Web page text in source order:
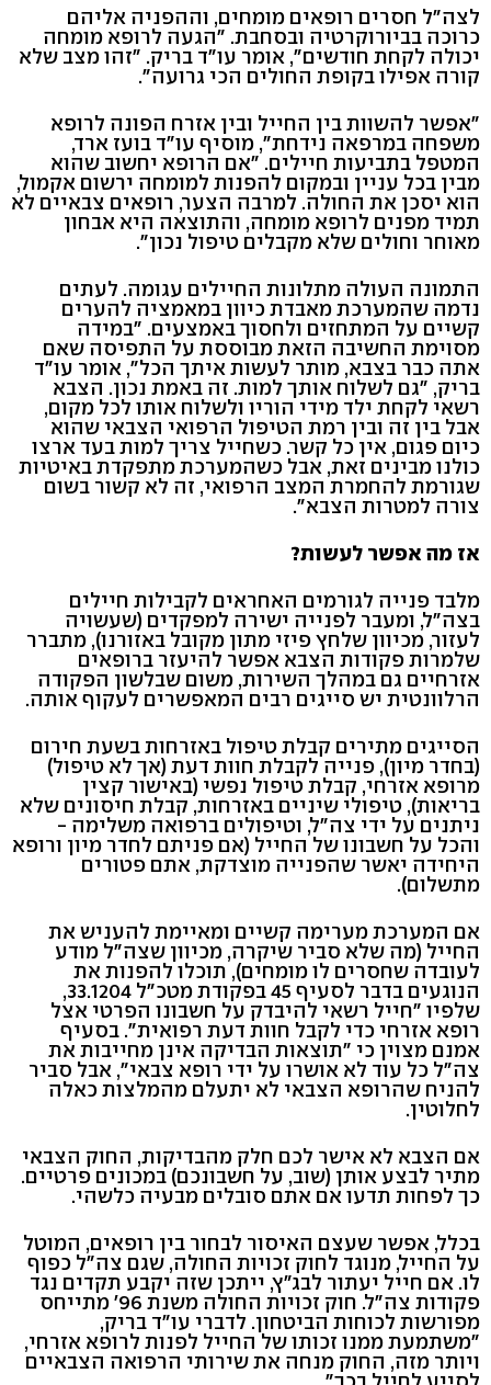
לצה"ל חסרים רופאים מומחים, וההפניה אליהם
כרוכה בביורוקרטיה ובסחבת. "הגעה לרופא מומחה
יכולה לקחת חודשים", אומר עו"ד בריק. "זהו מצב שלא
קורה אפילו בקופת החולים הכי גרועה".
"אפשר להשוות בין החייל ובין אזרח הפונה לרופא
משפחה במרפאה נידחת", מוסיף עו"ד בועז ארד,
המטפל בתביעות חיילים. "אם הרופא יחשוב שהוא
מבין בכל עניין ובמקום להפנות למומחה ירשום אקמול,
הוא יסכן את החולה. למרבה הצער, רופאים צבאיים לא
תמיד מפנים לרופא מומחה, והתוצאה היא אבחון
מאוחר וחולים שלא מקבלים טיפול נכון".
התמונה העולה מתלונות החיילים עגומה. לעתים
נדמה שהמערכת מאבדת כיוון במאמציה להערים
קשיים על המתחזים ולחסוך באמצעים. "במידה
מסוימת החשיבה הזאת מבוססת על התפיסה שאם
אתה כבר בצבא, מותר לעשות איתך הכל", אומר עו"ד
בריק, "גם לשלוח אותך למות. זה באמת נכון. הצבא
רשאי לקחת ילד מידי הוריו ולשלוח אותו לכל מקום,
אבל בין זה ובין רמת הטיפול הרפואי הצבאי שהוא
כיום פגום, אין כל קשר. כשחייל צריך למות בעד ארצו
כולנו מבינים זאת, אבל כשהמערכת מתפקדת באיטיות
שגורמת להחמרת המצב הרפואי, זה לא קשור בשום
צורה למטרות הצבא".
אז מה אפשר לעשות?
מלבד פנייה לגורמים האחראים לקבילות חיילים
בצה"ל, ומעבר לפנייה ישירה למפקדים (שעשויה
לעזור, מכיוון שלחץ פיזי מתון מקובל באזורנו), מתברר
שלמרות פקודות הצבא אפשר להיעזר ברופאים
אזרחיים גם במהלך השירות, משום שבלשון הפקודה
הרלוונטית יש סייגים רבים המאפשרים לעקוף אותה.
הסייגים מתירים קבלת טיפול באזרחות בשעת חירום
(בחדר מיון), פנייה לקבלת חוות דעת (אך לא טיפול)
מרופא אזרחי, קבלת טיפול נפשי (באישור קצין
בריאות), טיפולי שיניים באזרחות, קבלת חיסונים שלא
ניתנים על ידי צה"ל, וטיפולים ברפואה משלימה -
והכל על חשבונו של החייל (אם פניתם לחדר מיון ורופא
היחידה יאשר שהפנייה מוצדקת, אתם פטורים
מתשלום).
אם המערכת מערימה קשיים ומאיימת להעניש את
החייל (מה שלא סביר שיקרה, מכיוון שצה"ל מודע
לעובדה שחסרים לו מומחים), תוכלו להפנות את
הנוגעים בדבר לסעיף 45 בפקודת מטכ"ל 33.1204,
שלפיו "חייל רשאי להיבדק על חשבונו הפרטי אצל
רופא אזרחי כדי לקבל חוות דעת רפואית". בסעיף
אמנם מצוין כי "תוצאות הבדיקה אינן מחייבות את
צה"ל כל עוד לא אושרו על ידי רופא צבאי", אבל סביר
להניח שהרופא הצבאי לא יתעלם מהמלצות כאלה
לחלוטין.
אם הצבא לא אישר לכם חלק מהבדיקות, החוק הצבאי
מתיר לבצע אותן (שוב, על חשבונכם) במכונים פרטיים.
כך לפחות תדעו אם אתם סובלים מבעיה כלשהי.
בכלל, אפשר שעצם האיסור לבחור בין רופאים, המוטל
על החייל, מנוגד לחוק זכויות החולה, שגם צה"ל כפוף
לו. אם חייל יעתור לבג"ץ, ייתכן שזה יקבע תקדים נגד
פקודות צה"ל. חוק זכויות החולה משנת 96' מתייחס
מפורשות לכוחות הביטחון. לדברי עו"ד בריק,
"משתמעת ממנו זכותו של החייל לפנות לרופא אזרחי,
ויותר מזה, החוק מנחה את שירותי הרפואה הצבאיים